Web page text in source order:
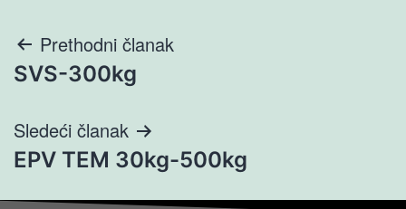
Prethodni članak
SVS-300kg
Sledeći članak
EPV TEM 30kg-500kg